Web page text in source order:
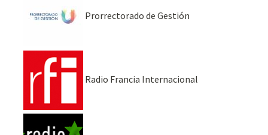
Prorrectorado de Gestión
Radio Francia Internacional